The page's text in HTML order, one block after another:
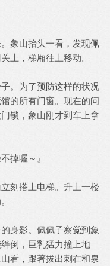
象山抬头一看，发现佩
上，梯厢往上移动。
。为了预防这样的状况
的所有门窗。现在的问
锁，象山刚才到车上拿
掉喔～』
刻搭上电梯。升上一楼
身影。佩佩子察觉到象
倒，巨乳猛力撞上地
看，跟著拔出刺在和泉